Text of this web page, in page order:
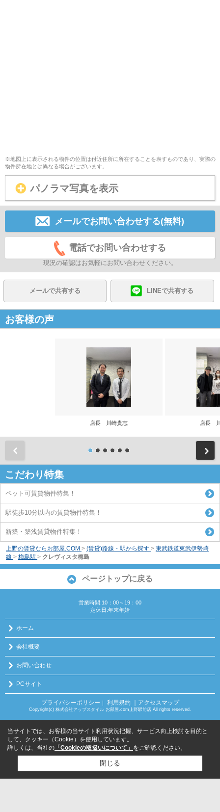
※地図上に表示される物件の位置は付近住所に所在することを表すものであり、実際の
物件所在地とは異なる場合がございます。
パノラマ写真を表示
メールでお問い合わせする(無料)
電話でお問い合わせする
現況の確認はお気軽にお問い合わせください。
メールで共有する LINEで共有する
お客様の声
店長 川崎貴志 店長
こだわり特集
ペット可賃貸物件特集！
駅徒歩10分以内の賃貸物件特集！
新築・築浅賃貸物件特集！
上野の賃貸ならお部屋.COM > (賃貸)路線・駅から探す > 東武鉄道東武伊勢崎
線 > 梅島駅 > クレヴィスタ梅島
ページトップに戻る
営業時間:10：00～19：00
定休日:年末年始
ホーム
会社概要
お問い合わせ
PCサイト
プライバシーポリシー 利用規約 ｜アクセスマップ
Copyright(c) 株式会社アップスタイル お部屋.com上野駅前店 All rights reserved.
当サイトでは、お客様の当サイト利用状況把握、サービス向上検討を目的と
して、クッキー（Cookie）を使用しています。
詳しくは、当社の 「Cookieの取扱いについて」 をご確認ください。
閉じる